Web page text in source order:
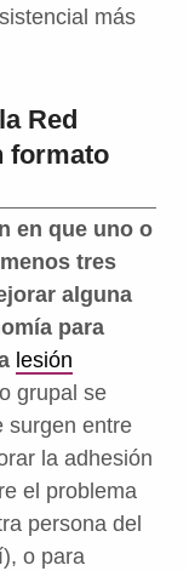
más
Red
formato
en que uno o
tres
alguna
para
lesión
grupal se
surgen entre
la adhesión
el problema
persona del
o para